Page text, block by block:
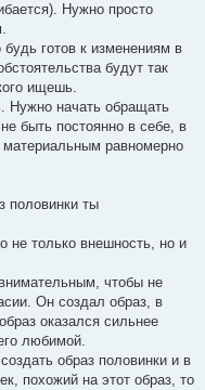
Нужно просто
готов к изменениям в
будут так
ищешь.
Нужно начать обращать
быть постоянно в себе, в
равномерно
половинки ты
не только внешность, но и
чтобы не
Он создал образ, в
оказался сильнее
любимой.
образ половинки и в
похожий на этот образ, то